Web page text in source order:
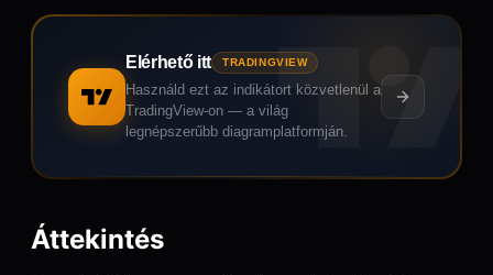
Elérhető itt TRADINGVIEW
Használd ezt az indikátort közvetlenül a
TradingView-on — a világ
legnépszerűbb diagramplatformján.
Áttekintés